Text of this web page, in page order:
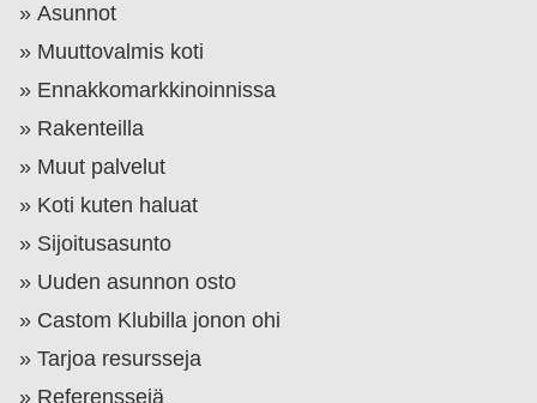
Asunnot
Muuttovalmis koti
Ennakkomarkkinoinnissa
Rakenteilla
Muut palvelut
Koti kuten haluat
Sijoitusasunto
Uuden asunnon osto
Castom Klubilla jonon ohi
Tarjoa resursseja
Referenssejä